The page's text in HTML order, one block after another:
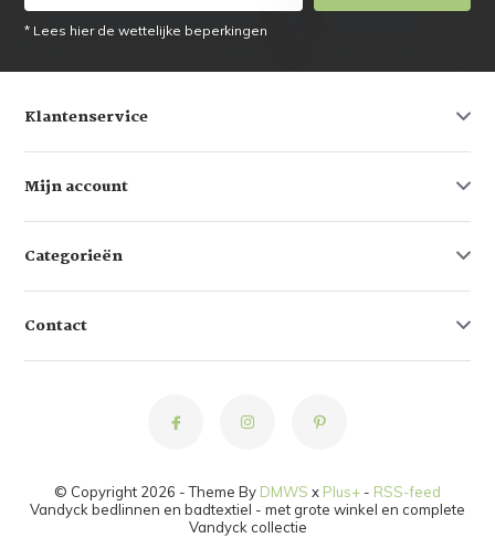
* Lees hier de wettelijke beperkingen
Klantenservice
Mijn account
Categorieën
Contact
© Copyright 2026 - Theme By DMWS x Plus+ - RSS-feed
Vandyck bedlinnen en badtextiel - met grote winkel en complete
Vandyck collectie